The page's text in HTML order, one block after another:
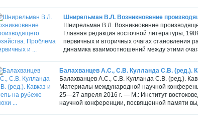
Шнирельман В.Л. Возникновение
Шнирельман В.Л. Возникновение
Главная редакция восточной литературы,
первичных и вторичных очагах становления
динамика взаимоотношений между этими
Балахванцев А.С., С.В. Кулланда С.В. (ред.).
Балахванцев А.С., С.В. Кулланда С.В. (ред.).
Материалы международной научной
25—27 апреля 2016 г. — М.: Институт
научной конференции, посвященной памяти